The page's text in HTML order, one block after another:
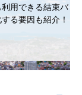
用できる結束バ
る要因も紹介！